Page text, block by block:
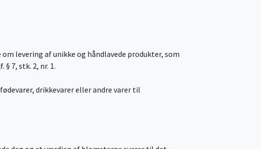
levering af unikke og håndlavede produkter, som
7, stk. 2, nr. 1.
drikkevarer eller andre varer til